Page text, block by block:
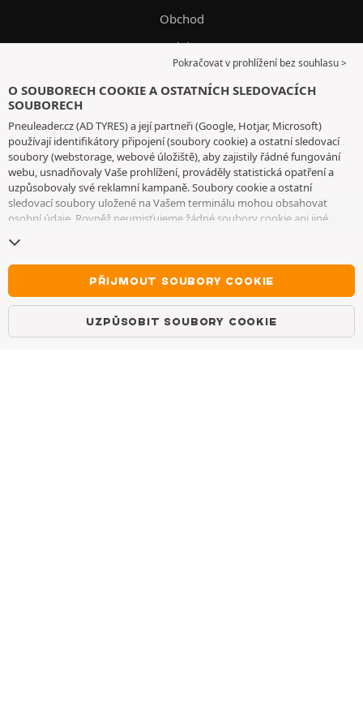
Obchod
Oleje
Průvodce pneumatikami
SLUŽBY ZÁKAZNÍKŮM
Po–Pá 9 hod. – 17 hod.
WhatsApp
Messenger
Kontakt
Často kladené otázky
Pokračovat v prohlížení bez souhlasu >
O SOUBORECH COOKIE A OSTATNÍCH SLEDOVACÍCH
SOUBORECH
Pneuleader.cz (AD TYRES) a její partneři (Google, Hotjar, Microsoft)
používají identifikátory připojení (soubory cookie) a ostatní sledovací
soubory (webstorage, webové úložiště), aby zajistily řádné fungování
webu, usnadňovaly Vaše prohlížení, prováděly statistická opatření a
uzpůsobovaly své reklamní kampaně. Soubory cookie a ostatní
sledovací soubory uložené na Vašem terminálu mohou obsahovat
osobní údaje. Rovněž neumisťujeme žádné soubory cookie ani jiné
vyjma těch, které jsou nezbytné pro fungování webu. Vaši volbu
uchováváme po dobu 6 měsíců. Svůj souhlas můžete kdykoliv odvolat
stránce souborů cookie a ostatních sledovacích souborů
rozhodnout, že budete pokračovat v prohlížení, aniž byste přijali
ukládání souborů cookie nebo jiných sledovacích souborů. Toto
odmítnutí nebrání přístupu ke službám AD TYRES. Pro bližší informace
Vás vyzýváme, abyste si prostudovalistránku souborů cookie a
PŘIJMOUT SOUBORY COOKIE
UZPŮSOBIT SOUBORY COOKIE